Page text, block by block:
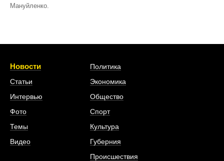
Мануйленко.
Новости
Статьи
Интервью
Фото
Темы
Видео
Политика
Экономика
Общество
Спорт
Культура
Губерния
Происшествия